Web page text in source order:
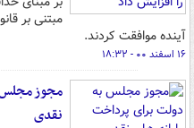
مبتنی بر
آینده موافقت کردند.
۱۶ اسفند ۰۰ - ۱۸:۳۲
مجوز مجلس
نقدی